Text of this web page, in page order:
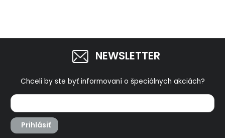
NEWSLETTER
Chceli by ste byť informovaní o špeciálnych akciách?
Prihlásiť